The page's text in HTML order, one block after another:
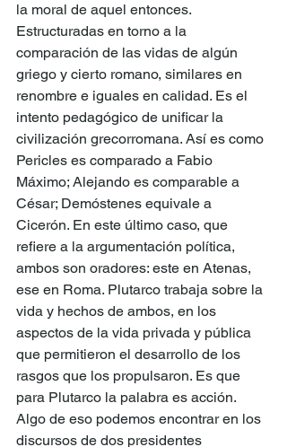
la moral de aquel entonces.
Estructuradas en torno a la
comparación de las vidas de algún
griego y cierto romano, similares en
renombre e iguales en calidad. Es el
intento pedagógico de unificar la
civilización grecorromana. Así es como
Pericles es comparado a Fabio
Máximo; Alejando es comparable a
César; Demóstenes equivale a
Cicerón. En este último caso, que
refiere a la argumentación política,
ambos son oradores: este en Atenas,
ese en Roma. Plutarco trabaja sobre la
vida y hechos de ambos, en los
aspectos de la vida privada y pública
que permitieron el desarrollo de los
rasgos que los propulsaron. Es que
para Plutarco la palabra es acción.
Algo de eso podemos encontrar en los
discursos de dos presidentes